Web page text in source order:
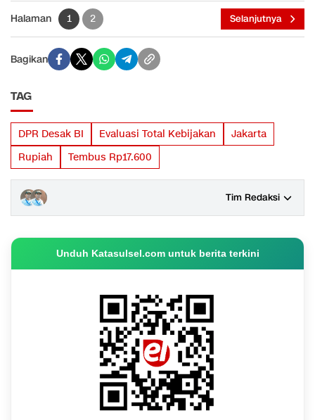
Halaman 1 2 Selanjutnya
Bagikan
TAG
DPR Desak BI Evaluasi Total Kebijakan
Jakarta
Rupiah
Tembus Rp17.600
Tim Redaksi
Unduh Katasulsel.com untuk berita terkini